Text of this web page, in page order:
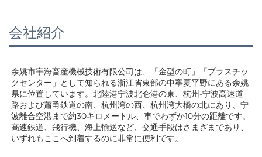
会社紹介
余姚市宇海畜産機械技術有限公司は、「金型の町」「プラスチッ
クセンター」として知られる浙江省東部の中寧夏平野にある余姚
県に位置しています。北陸港宁波北仑港の東、杭州-宁波高速道
路および蕭甬鉄道の南、杭州湾の西、杭州湾大橋の北にあり、宁
波離合空港まで約30キロメートル、車でわずか10分の距離です。
高速鉄道、飛行機、海上輸送など、交通手段はさまざまであり、
いずれもここへ到着するのに非常に便利です。